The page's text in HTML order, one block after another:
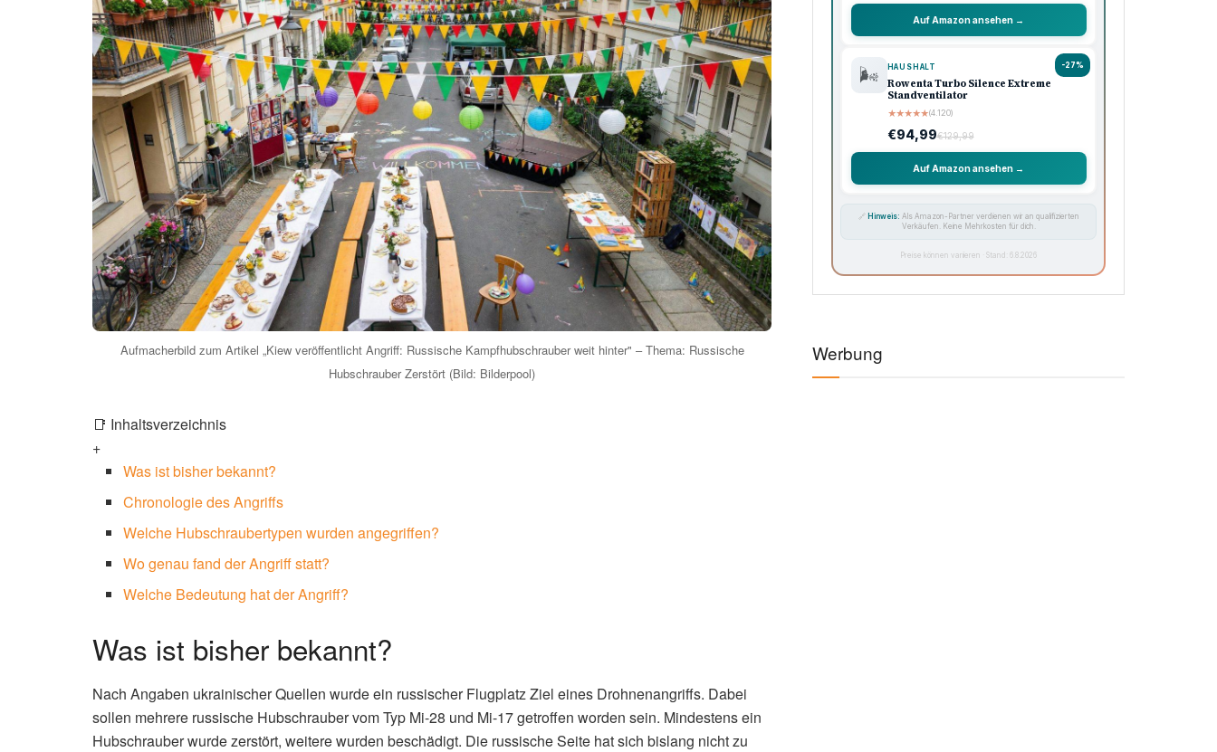
Aufmacherbild zum Artikel „Kiew veröffentlicht Angriff: Russische Kampfhubschrauber weit hinter" – Thema: Russische
Hubschrauber Zerstört (Bild: Bilderpool)
📑 Inhaltsverzeichnis
+
Was ist bisher bekannt?
Chronologie des Angriffs
Welche Hubschraubertypen wurden angegriffen?
Wo genau fand der Angriff statt?
Welche Bedeutung hat der Angriff?
Was ist bisher bekannt?
Nach Angaben ukrainischer Quellen wurde ein russischer Flugplatz Ziel eines Drohnenangriffs. Dabei
sollen mehrere russische Hubschrauber vom Typ Mi-28 und Mi-17 getroffen worden sein. Mindestens ein
Hubschrauber wurde zerstört, weitere wurden beschädigt. Die russische Seite hat sich bislang nicht zu
Auf Amazon ansehen →
-27%
🌬️ HAUSHALT
Rowenta Turbo Silence Extreme
Standventilator
★★★★★(4.120)
€94,99€129,99
Auf Amazon ansehen →
🔗 Hinweis: Als Amazon-Partner verdienen wir an qualifizierten
Verkäufen. Keine Mehrkosten für dich.
Preise können variieren · Stand: 6.8.2026
Werbung